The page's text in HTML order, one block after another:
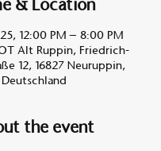
& Location
12:00 PM – 8:00 PM
Alt Ruppin, Friedrich-
12, 16827 Neuruppin,
Deutschland
the event